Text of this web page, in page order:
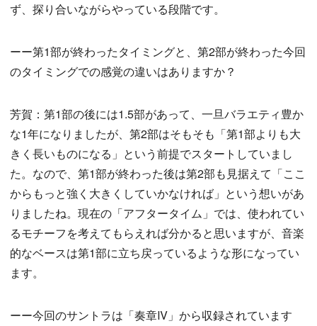
ず、探り合いながらやっている段階です。
ーー第1部が終わったタイミングと、第2部が終わった今回
のタイミングでの感覚の違いはありますか？
芳賀：第1部の後には1.5部があって、一旦バラエティ豊か
な1年になりましたが、第2部はそもそも「第1部よりも大
きく長いものになる」という前提でスタートしていまし
た。なので、第1部が終わった後は第2部も見据えて「ここ
からもっと強く大きくしていかなければ」という想いがあ
りましたね。現在の「アフタータイム」では、使われてい
るモチーフを考えてもらえれば分かると思いますが、音楽
的なベースは第1部に立ち戻っているような形になってい
ます。
ーー今回のサントラは「奏章Ⅳ」から収録されています